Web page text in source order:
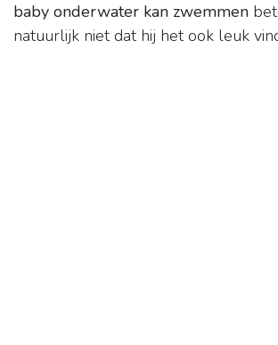
baby onderwater kan zwemmen
natuurlijk niet dat hij het ook leuk